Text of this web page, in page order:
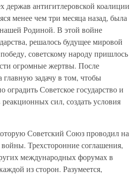
держав антигитлеровской коалиции
менее чем три месяца назад, была
Родиной. В этой войне
решалось будущее мировой
советскому народу пришлось
огромные жертвы. После
задачу в том, чтобы
Советское государство и
сил, создать условия
Советский Союз проводил на
Трехсторонние соглашения,
международных форумах в
из сторон. Разумеется,